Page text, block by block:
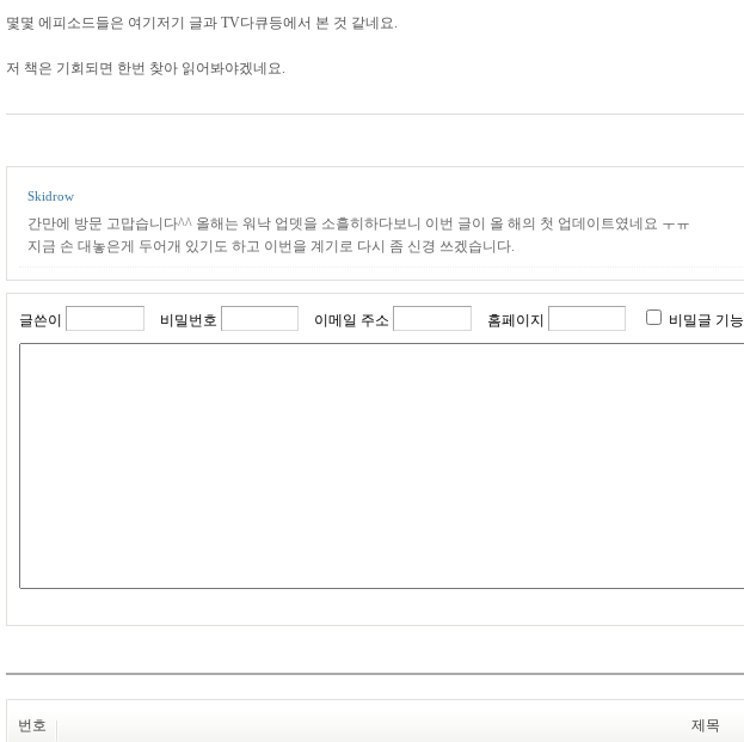
몇몇 에피소드들은 여기저기 글과 TV다큐등에서 본 것 같네요.
저 책은 기회되면 한번 찾아 읽어봐야겠네요.
Skidrow
간만에 방문 고맙습니다^^ 올해는 워낙 업뎃을 소흘히하다보니 이번 글이 올 해의 첫 업데이트였네요 ㅜㅠ
지금 손 대놓은게 두어개 있기도 하고 이번을 계기로 다시 좀 신경 쓰겠습니다.
글쓴이 비밀번호 이메일 주소 홈페이지 비밀글 기능
번호 제목